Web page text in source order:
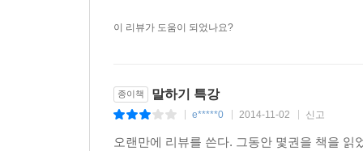
이 리뷰가 도움이 되었나요?
종이책 말하기 특강
e*****0 2014-11-02 신고
오랜만에 리뷰를 쓴다. 그동안 몇권을 책을